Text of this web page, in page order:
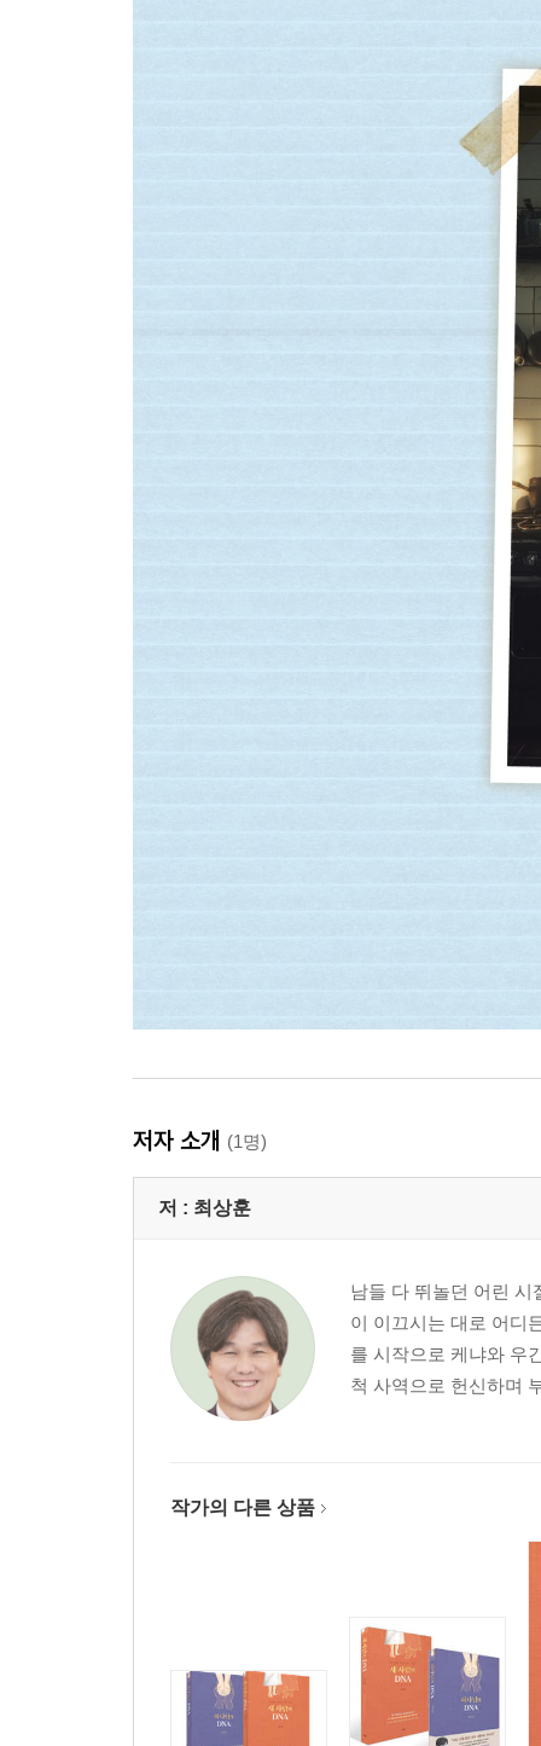
저자 소개 (1명)
저 : 최상훈
남들 다 뛰놀던 어린
이 이끄시는 대로 어디
를 시작으로 케냐와 우
척 사역으로 헌신하며
작가의 다른 상품